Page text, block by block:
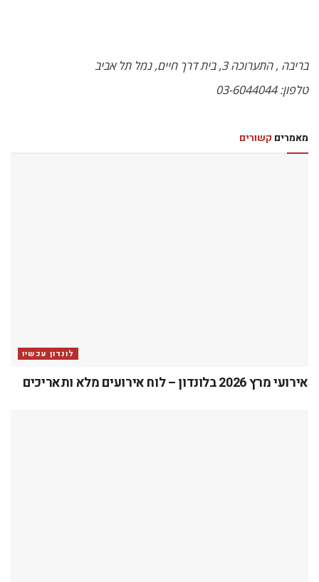
בריבה , התערוכה 3, בית דרך חיים, נמל תל אביב
טלפון: 03-6044044
מאמרים קשורים
לונדון עכשיו
אירועי מרץ 2026 בלונדון – לוח אירועים מלא ותאריכים